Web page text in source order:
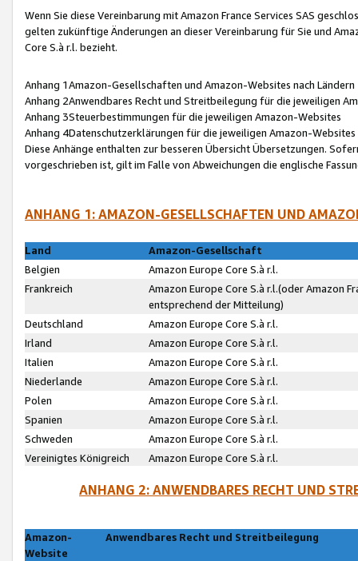
Wenn Sie diese Vereinbarung mit Amazon France Services SAS
gelten zukünftige Änderungen an dieser Vereinbarung für Sie und
Core S.à r.l. bezieht.
Anhang 1Amazon-Gesellschaften und Amazon-Websites nach Ländern
Anhang 2Anwendbares Recht und Streitbeilegung für die jeweiligen
Anhang 3Steuerbestimmungen für die jeweiligen Amazon-Websites
Anhang 4Datenschutzerklärungen für die jeweiligen Amazon-Websites
Diese Anhänge enthalten zur besseren Übersicht Übersetzungen.
vorgeschrieben ist, gilt im Falle von Abweichungen die englische
ANHANG 1: AMAZON-GESELLSCHAFTEN UND
Land
Amazon-Gesellschaft
Belgien
Amazon Europe Core S.à r.l.
Frankreich
Amazon Europe Core S.à r.l.(oder Amazon
entsprechend der Mitteilung)
Deutschland
Amazon Europe Core S.à r.l.
Irland
Amazon Europe Core S.à r.l.
Italien
Amazon Europe Core S.à r.l.
Niederlande
Amazon Europe Core S.à r.l.
Polen
Amazon Europe Core S.à r.l.
Spanien
Amazon Europe Core S.à r.l.
Schweden
Amazon Europe Core S.à r.l.
Vereinigtes Königreich
Amazon Europe Core S.à r.l.
ANHANG 2: ANWENDBARES RECHT UND
Amazon-
Website
Anwendbares Recht und Streitbeilegung